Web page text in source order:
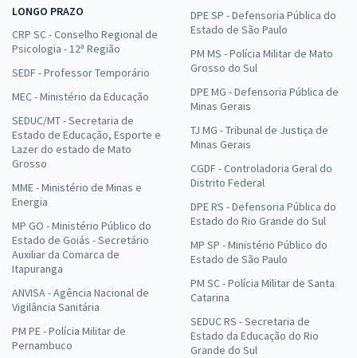
LONGO PRAZO
CRP SC - Conselho Regional de
Psicologia - 12ª Região
SEDF - Professor Temporário
MEC - Ministério da Educação
SEDUC/MT - Secretaria de
Estado de Educação, Esporte e
Lazer do estado de Mato
Grosso
MME - Ministério de Minas e
Energia
MP GO - Ministério Público do
Estado de Goiás - Secretário
Auxiliar da Comarca de
Itapuranga
ANVISA - Agência Nacional de
Vigilância Sanitária
PM PE - Polícia Militar de
Pernambuco
DPE SP - Defensoria Pública do
Estado de São Paulo
PM MS - Polícia Militar de Mato
Grosso do Sul
DPE MG - Defensoria Pública de
Minas Gerais
TJ MG - Tribunal de Justiça de
Minas Gerais
CGDF - Controladoria Geral do
Distrito Federal
DPE RS - Defensoria Pública do
Estado do Rio Grande do Sul
MP SP - Ministério Público do
Estado de São Paulo
PM SC - Polícia Militar de Santa
Catarina
SEDUC RS - Secretaria de
Estado da Educação do Rio
Grande do Sul